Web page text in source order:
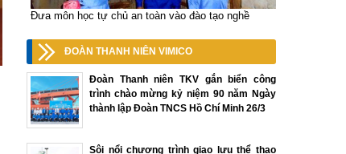
Đưa môn học tự chủ an toàn vào đào tạo nghề
ĐOÀN THANH NIÊN VIMICO
Đoàn Thanh niên TKV gắn biển công
trình chào mừng kỷ niệm 90 năm Ngày
thành lập Đoàn TNCS Hồ Chí Minh 26/3
Sôi nổi chương trình giao lưu thể thao